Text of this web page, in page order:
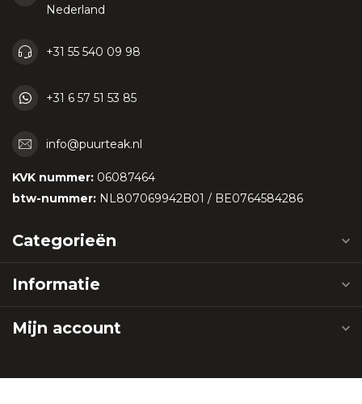
Nederland
+31 55 540 09 98
+31 6 57 51 53 85
info@puurteak.nl
KVK nummer: 06087464
btw-nummer: NL807069942B01 / BE0764584286
Categorieën
Informatie
Mijn account